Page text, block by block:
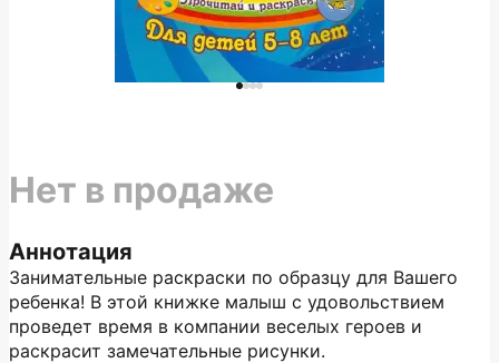
Аннотация
Занимательные раскраски по образцу для Вашего
ребенка! В этой книжке малыш с удовольствием
проведет время в компании веселых героев и
раскрасит замечательные рисунки.
Нет в продаже